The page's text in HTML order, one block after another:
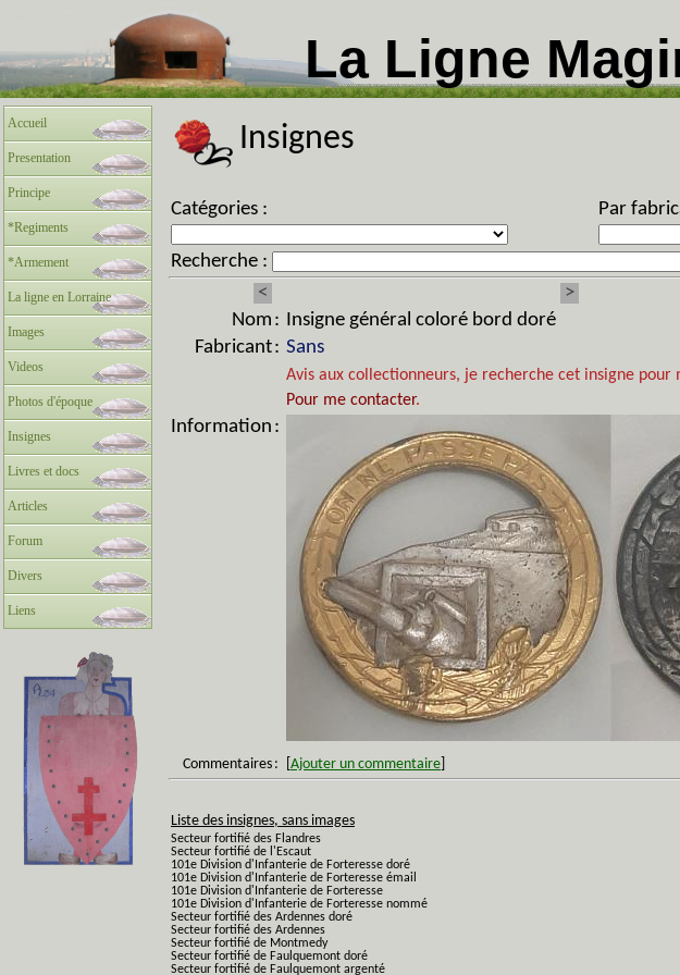
La Ligne
Accueil
Presentation
Principe
*Regiments
*Armement
La ligne en Lorraine
Images
Videos
Photos d'époque
Insignes
Livres et docs
Articles
Forum
Divers
Liens
Insignes
Catégories : Par
Recherche :
<
>
Nom : Insigne général coloré bord doré
Fabricant: Sans
Avis aux collectionneurs, je recherche cet insigne
Pour me contacter.
Information :
Commentaires : Ajouter un commentaire
Liste des insignes, sans images
Secteur fortifié des Flandres
Secteur fortifié de l'Escaut
101e Division d'Infanterie de Forteresse doré
101e Division d'Infanterie de Forteresse émail
101e Division d'Infanterie de Forteresse
101e Division d'Infanterie de Forteresse nommé
Secteur fortifié des Ardennes doré
Secteur fortifié des Ardennes
Secteur fortifié de Montmedy
Secteur fortifié de Faulquemont doré
Secteur fortifié de Faulquemont argenté